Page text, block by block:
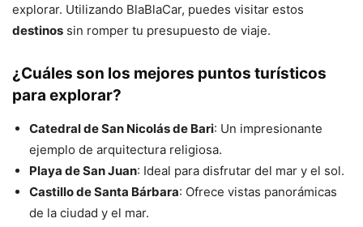
explorar. Utilizando BlaBlaCar, puedes visitar estos
destinos sin romper tu presupuesto de viaje.
¿Cuáles son los mejores puntos turísticos
para explorar?
Catedral de San Nicolás de Bari: Un impresionante
ejemplo de arquitectura religiosa.
Playa de San Juan: Ideal para disfrutar del mar y el sol.
Castillo de Santa Bárbara: Ofrece vistas panorámicas
de la ciudad y el mar.